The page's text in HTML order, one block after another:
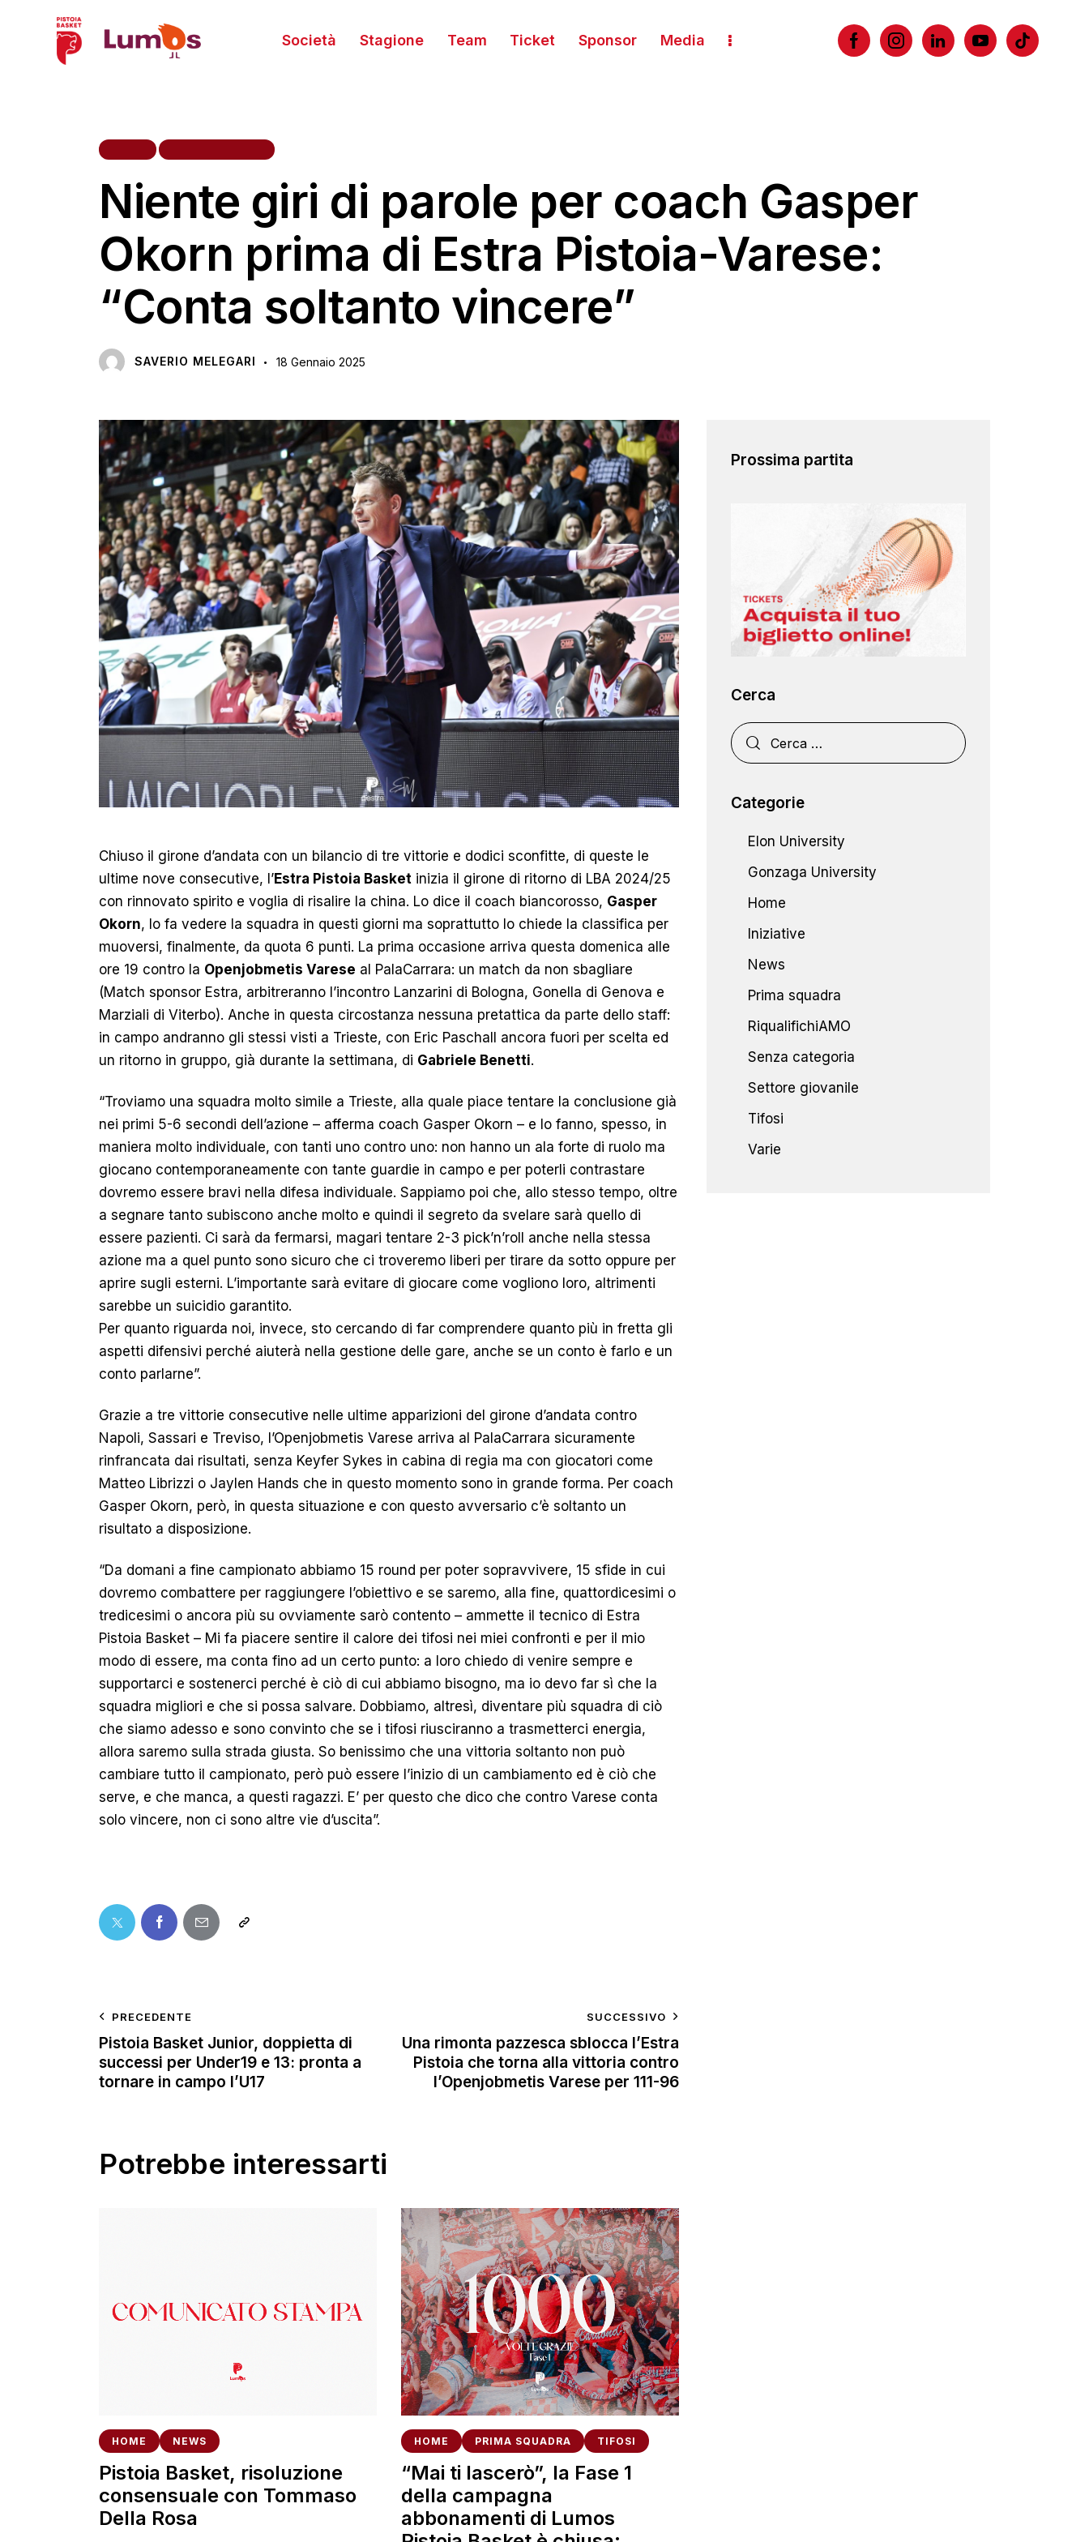
Società Stagione Team Ticket Sponsor Media
Niente giri di parole per coach Gasper
Okorn prima di Estra Pistoia-Varese:
“Conta soltanto vincere”
SAVERIO MELEGARI 18 Gennaio 2025
Chiuso il girone d’andata con un bilancio di tre vittorie e dodici sconfitte, di queste le
ultime nove consecutive, l’Estra Pistoia Basket inizia il girone di ritorno di LBA 2024/25
con rinnovato spirito e voglia di risalire la china. Lo dice il coach biancorosso, Gasper
Okorn, lo fa vedere la squadra in questi giorni ma soprattutto lo chiede la classifica per
muoversi, finalmente, da quota 6 punti. La prima occasione arriva questa domenica alle
ore 19 contro la Openjobmetis Varese al PalaCarrara: un match da non sbagliare
(Match sponsor Estra, arbitreranno l’incontro Lanzarini di Bologna, Gonella di Genova e
Marziali di Viterbo). Anche in questa circostanza nessuna pretattica da parte dello staff:
in campo andranno gli stessi visti a Trieste, con Eric Paschall ancora fuori per scelta ed
un ritorno in gruppo, già durante la settimana, di Gabriele Benetti.
“Troviamo una squadra molto simile a Trieste, alla quale piace tentare la conclusione già
nei primi 5-6 secondi dell’azione – afferma coach Gasper Okorn – e lo fanno, spesso, in
maniera molto individuale, con tanti uno contro uno: non hanno un ala forte di ruolo ma
giocano contemporaneamente con tante guardie in campo e per poterli contrastare
dovremo essere bravi nella difesa individuale. Sappiamo poi che, allo stesso tempo, oltre
a segnare tanto subiscono anche molto e quindi il segreto da svelare sarà quello di
essere pazienti. Ci sarà da fermarsi, magari tentare 2-3 pick’n’roll anche nella stessa
azione ma a quel punto sono sicuro che ci troveremo liberi per tirare da sotto oppure per
aprire sugli esterni. L’importante sarà evitare di giocare come vogliono loro, altrimenti
sarebbe un suicidio garantito.
Per quanto riguarda noi, invece, sto cercando di far comprendere quanto più in fretta gli
aspetti difensivi perché aiuterà nella gestione delle gare, anche se un conto è farlo e un
conto parlarne”.
Grazie a tre vittorie consecutive nelle ultime apparizioni del girone d’andata contro
Napoli, Sassari e Treviso, l’Openjobmetis Varese arriva al PalaCarrara sicuramente
rinfrancata dai risultati, senza Keyfer Sykes in cabina di regia ma con giocatori come
Matteo Librizzi o Jaylen Hands che in questo momento sono in grande forma. Per coach
Gasper Okorn, però, in questa situazione e con questo avversario c’è soltanto un
risultato a disposizione.
“Da domani a fine campionato abbiamo 15 round per poter sopravvivere, 15 sfide in cui
dovremo combattere per raggiungere l’obiettivo e se saremo, alla fine, quattordicesimi o
tredicesimi o ancora più su ovviamente sarò contento – ammette il tecnico di Estra
Pistoia Basket – Mi fa piacere sentire il calore dei tifosi nei miei confronti e per il mio
modo di essere, ma conta fino ad un certo punto: a loro chiedo di venire sempre e
supportarci e sostenerci perché è ciò di cui abbiamo bisogno, ma io devo far sì che la
squadra migliori e che si possa salvare. Dobbiamo, altresì, diventare più squadra di ciò
che siamo adesso e sono convinto che se i tifosi riusciranno a trasmetterci energia,
allora saremo sulla strada giusta. So benissimo che una vittoria soltanto non può
cambiare tutto il campionato, però può essere l’inizio di un cambiamento ed è ciò che
serve, e che manca, a questi ragazzi. E’ per questo che dico che contro Varese conta
solo vincere, non ci sono altre vie d’uscita”.
PRECEDENTE
Pistoia Basket Junior, doppietta di
successi per Under19 e 13: pronta a
tornare in campo l’U17
SUCCESSIVO
Una rimonta pazzesca sblocca l’Estra
Pistoia che torna alla vittoria contro
l’Openjobmetis Varese per 111-96
Potrebbe interessarti
HOME NEWS
Pistoia Basket, risoluzione
consensuale con Tommaso
Della Rosa
HOME PRIMA SQUADRA TIFOSI
“Mai ti lascerò”, la Fase 1
della campagna
abbonamenti di Lumos
Prossima partita
Cerca
Categorie
Elon University
Gonzaga University
Home
Iniziative
News
Prima squadra
RiqualifichiAMO
Senza categoria
Settore giovanile
Tifosi
Varie